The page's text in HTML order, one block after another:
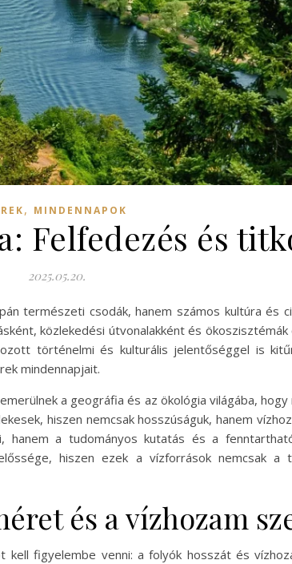
, MINDENNAPOK
Felfedezés és
2025.05.20.
természeti csodák, hanem számos kultúra és
közlekedési útvonalakként és ökoszisztémák
történelmi és kulturális jelentőséggel is
mindennapjait.
a geográfia és az ökológia világába,
hiszen nemcsak hosszúságuk, hanem
a tudományos kutatás és a
hiszen ezek a vízforrások nemcsak
és a vízhozam
figyelembe venni: a folyók hosszát és